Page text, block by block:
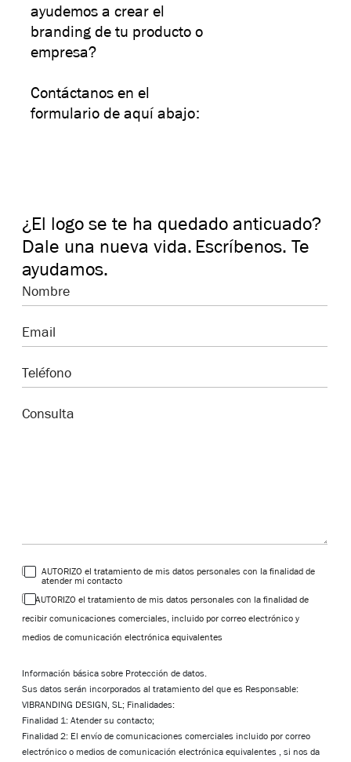
ayudemos a crear el
branding de tu producto o
empresa?
Contáctanos en el
formulario de aquí abajo:
¿El logo se te ha quedado anticuado?
Dale una nueva vida. Escríbenos. Te
ayudamos.
AUTORIZO el tratamiento de mis datos personales con la finalidad de
atender mi contacto
AUTORIZO el tratamiento de mis datos personales con la finalidad de
recibir comunicaciones comerciales, incluido por correo electrónico y
medios de comunicación electrónica equivalentes
Información básica sobre Protección de datos.
Sus datos serán incorporados al tratamiento del que es Responsable:
VIBRANDING DESIGN, SL; Finalidades:
Finalidad 1: Atender su contacto;
Finalidad 2: El envío de comunicaciones comerciales incluido por correo
electrónico o medios de comunicación electrónica equivalentes , si nos da